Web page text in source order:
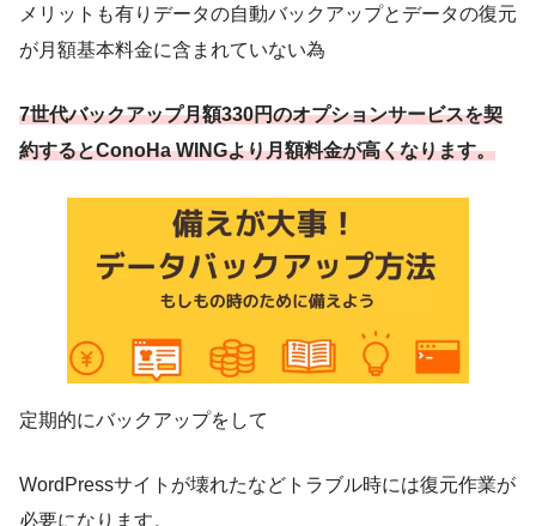
メリットも有りデータの自動バックアップとデータの復元
が月額基本料金に含まれていない為
7世代バックアップ月額330円のオプションサービスを契
約するとConoHa WINGより月額料金が高くなります。
定期的にバックアップをして
WordPressサイトが壊れたなどトラブル時には復元作業が
必要になります。